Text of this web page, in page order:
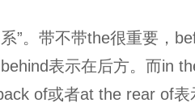
”。带不带the很重要，
表示在后方。而in
of或者at the rear of表